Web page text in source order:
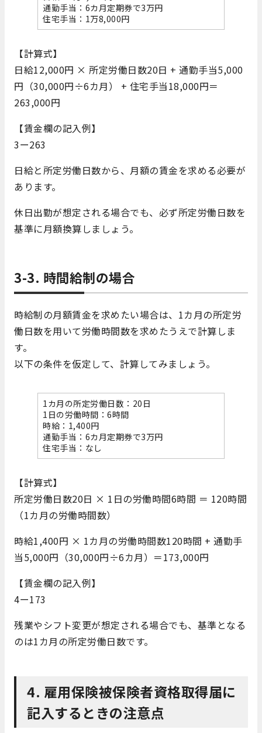
通勤手当：6カ月定期券で3万円
住宅手当：1万8,000円
【計算式】
日給12,000円 × 所定労働日数20日 + 通勤手当5,000
円（30,000円÷6カ月） + 住宅手当18,000円＝
263,000円
【賃金欄の記入例】
3ー263
日給と所定労働日数から、月額の賃金を求める必要が
あります。
休日出勤が想定される場合でも、必ず所定労働日数を
基準に月額換算しましょう。
3-3. 時間給制の場合
時給制の月額賃金を求めたい場合は、1カ月の所定労
働日数を用いて労働時間数を求めたうえで計算しま
す。
以下の条件を仮定して、計算してみましょう。
1カ月の所定労働日数：20日
1日の労働時間：6時間
時給：1,400円
通勤手当：6カ月定期券で3万円
住宅手当：なし
【計算式】
所定労働日数20日 × 1日の労働時間6時間 ＝ 120時間
（1カ月の労働時間数）
時給1,400円 × 1カ月の労働時間数120時間 + 通勤手
当5,000円（30,000円÷6カ月）＝173,000円
【賃金欄の記入例】
4ー173
残業やシフト変更が想定される場合でも、基準となる
のは1カ月の所定労働日数です。
4. 雇用保険被保険者資格取得届に
記入するときの注意点